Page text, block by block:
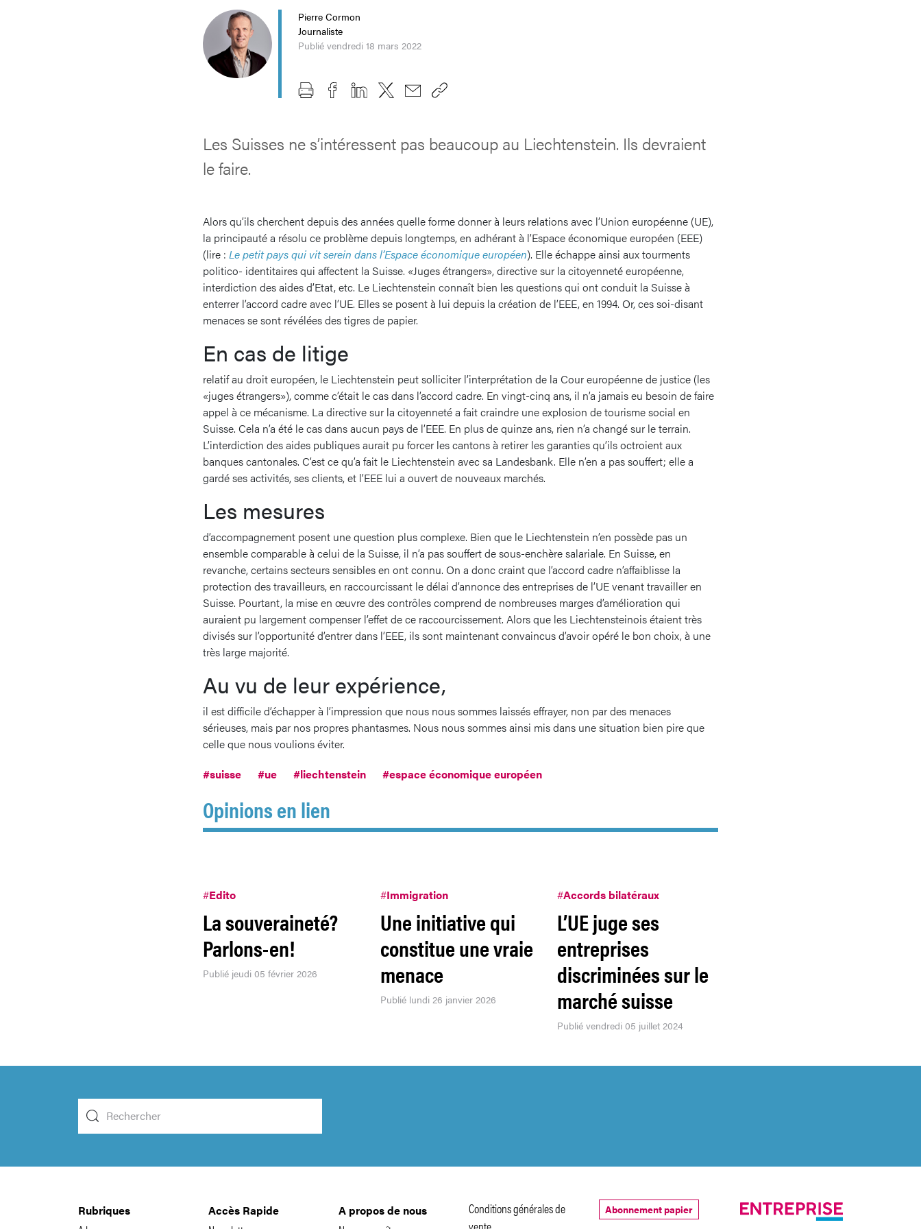
Pierre Cormon
Journaliste
Publié vendredi 18 mars 2022
Les Suisses ne s’intéressent pas beaucoup au Liechtenstein. Ils devraient
le faire.
Alors qu’ils cherchent depuis des années quelle forme donner à leurs relations avec l’Union européenne (UE),
la principauté a résolu ce problème depuis longtemps, en adhérant à l’Espace économique européen (EEE)
(lire : Le petit pays qui vit serein dans l’Espace économique européen). Elle échappe ainsi aux tourments
politico- identitaires qui affectent la Suisse. «Juges étrangers», directive sur la citoyenneté européenne,
interdiction des aides d’Etat, etc. Le Liechtenstein connaît bien les questions qui ont conduit la Suisse à
enterrer l’accord cadre avec l’UE. Elles se posent à lui depuis la création de l’EEE, en 1994. Or, ces soi-disant
menaces se sont révélées des tigres de papier.
En cas de litige
relatif au droit européen, le Liechtenstein peut solliciter l’interprétation de la Cour européenne de justice (les
«juges étrangers»), comme c’était le cas dans l’accord cadre. En vingt-cinq ans, il n’a jamais eu besoin de faire
appel à ce mécanisme. La directive sur la citoyenneté a fait craindre une explosion de tourisme social en
Suisse. Cela n’a été le cas dans aucun pays de l’EEE. En plus de quinze ans, rien n’a changé sur le terrain.
L’interdiction des aides publiques aurait pu forcer les cantons à retirer les garanties qu’ils octroient aux
banques cantonales. C’est ce qu’a fait le Liechtenstein avec sa Landesbank. Elle n’en a pas souffert; elle a
gardé ses activités, ses clients, et l’EEE lui a ouvert de nouveaux marchés.
Les mesures
d’accompagnement posent une question plus complexe. Bien que le Liechtenstein n’en possède pas un
ensemble comparable à celui de la Suisse, il n’a pas souffert de sous-enchère salariale. En Suisse, en
revanche, certains secteurs sensibles en ont connu. On a donc craint que l’accord cadre n’affaiblisse la
protection des travailleurs, en raccourcissant le délai d’annonce des entreprises de l’UE venant travailler en
Suisse. Pourtant, la mise en œuvre des contrôles comprend de nombreuses marges d’amélioration qui
auraient pu largement compenser l’effet de ce raccourcissement. Alors que les Liechtensteinois étaient très
divisés sur l’opportunité d’entrer dans l’EEE, ils sont maintenant convaincus d’avoir opéré le bon choix, à une
très large majorité.
Au vu de leur expérience,
il est difficile d’échapper à l’impression que nous nous sommes laissés effrayer, non par des menaces
sérieuses, mais par nos propres phantasmes. Nous nous sommes ainsi mis dans une situation bien pire que
celle que nous voulions éviter.
#suisse
#ue #liechtenstein #espace économique européen
Opinions en lien
#Edito
La souveraineté?
Parlons-en!
Publié jeudi 05 février 2026
#Immigration
Une initiative qui
constitue une vraie
menace
Publié lundi 26 janvier 2026
#Accords bilatéraux
L’UE juge ses
entreprises
discriminées sur le
marché suisse
Publié vendredi 05 juillet 2024
Rubriques Accès Rapide A propos de nous
Conditions générales de
Abonnement papier